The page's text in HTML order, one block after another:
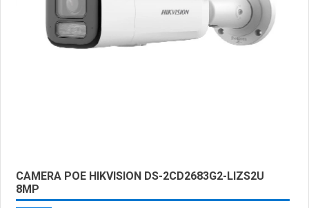
CAMERA POE HIKVISION DS-2CD2683G2-LIZS2U
8MP